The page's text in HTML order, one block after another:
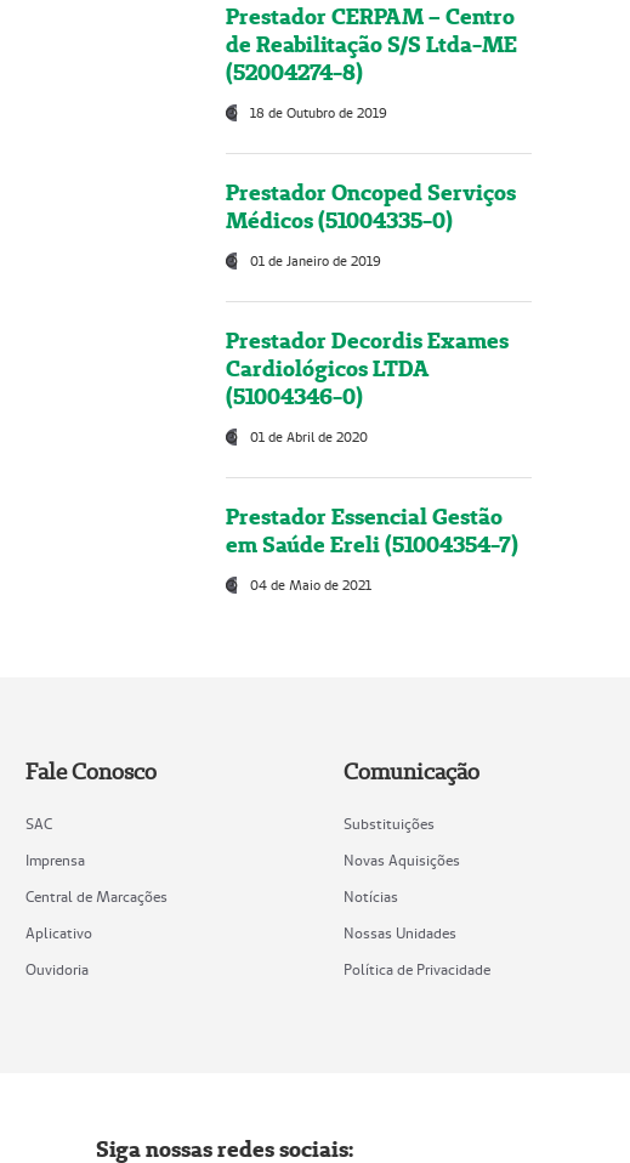
Prestador CERPAM – Centro
de Reabilitação S/S Ltda-ME
(52004274-8)
18 de Outubro de 2019
Prestador Oncoped Serviços
Médicos (51004335-0)
01 de Janeiro de 2019
Prestador Decordis Exames
Cardiológicos LTDA
(51004346-0)
01 de Abril de 2020
Prestador Essencial Gestão
em Saúde Ereli (51004354-7)
04 de Maio de 2021
Fale Conosco
SAC
Imprensa
Central de Marcações
Aplicativo
Ouvidoria
Comunicação
Substituições
Novas Aquisições
Notícias
Nossas Unidades
Política de Privacidade
Siga nossas redes sociais: